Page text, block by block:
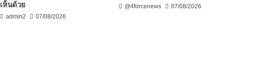
เห็นด้วย
admin2 07/08/2026
@4forcenews 07/08/2026